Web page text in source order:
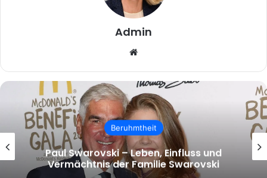
Admin
Beruhmtheit
malcolm.mcrae – Wer ist Malcolm
McRae und warum wächst das Interesse
an ihm?